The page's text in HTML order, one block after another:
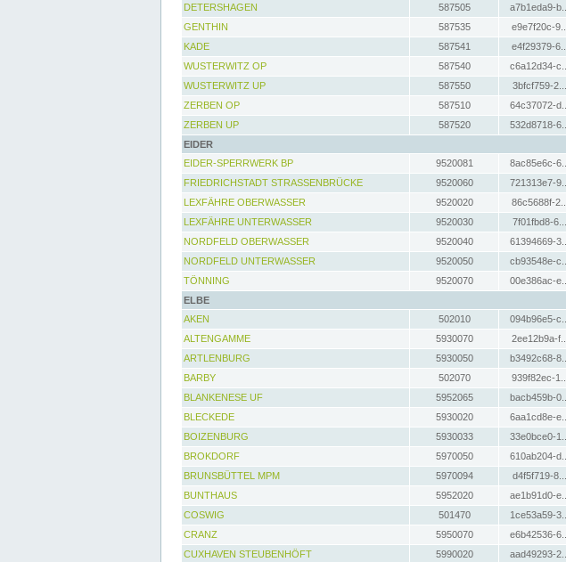
DETERSHAGEN
587505 a7b1eda9-b...
GENTHIN
587535 e9e7f20c-9...
KADE
587541 e4f29379-6...
WUSTERWITZ OP
587540 c6a12d34-c...
WUSTERWITZ UP
587550 3bfcf759-2...
ZERBEN OP
587510 64c37072-d...
ZERBEN UP
587520 532d8718-6...
EIDER
EIDER-SPERRWERK BP
9520081 8ac85e6c-6...
FRIEDRICHSTADT STRASSENBRÜCKE
9520060 721313e7-9...
LEXFÄHRE OBERWASSER
9520020 86c5688f-2...
LEXFÄHRE UNTERWASSER
9520030 7f01fbd8-6...
NORDFELD OBERWASSER
9520040 61394669-3...
NORDFELD UNTERWASSER
9520050 cb93548e-c...
TÖNNING
9520070 00e386ac-e...
ELBE
AKEN
502010 094b96e5-c...
ALTENGAMME
5930070 2ee12b9a-f...
ARTLENBURG
5930050 b3492c68-8...
BARBY
502070 939f82ec-1...
BLANKENESE UF
5952065 bacb459b-0...
BLECKEDE
5930020 6aa1cd8e-e...
BOIZENBURG
5930033 33e0bce0-1...
BROKDORF
5970050 610ab204-d...
BRUNSBÜTTEL MPM
5970094 d4f5f719-8...
BUNTHAUS
5952020 ae1b91d0-e...
COSWIG
501470 1ce53a59-3...
CRANZ
5950070 e6b42536-6...
CUXHAVEN STEUBENHÖFT
5990020 aad49293-2...